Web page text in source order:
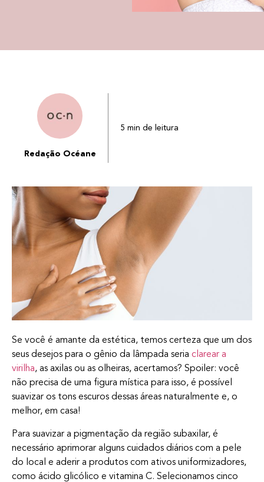
Redação Océane
5 min de leitura
Se você é amante da estética, temos certeza que um dos
seus desejos para o gênio da lâmpada seria clarear a
virilha, as axilas ou as olheiras, acertamos? Spoiler: você
não precisa de uma figura mística para isso, é possível
suavizar os tons escuros dessas áreas naturalmente e, o
melhor, em casa!
Para suavizar a pigmentação da região subaxilar, é
necessário aprimorar alguns cuidados diários com a pele
do local e aderir a produtos com ativos uniformizadores,
como ácido glicólico e vitamina C. Selecionamos cinco